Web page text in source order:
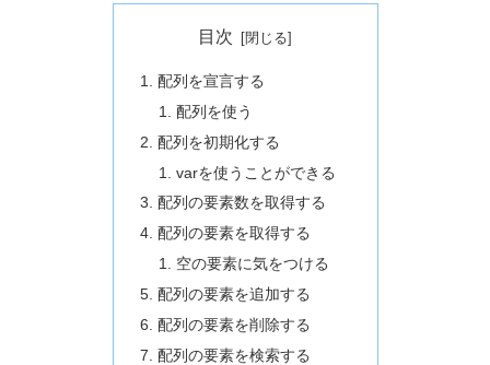
目次
配列を宣言する
配列を使う
配列を初期化する
varを使うことができる
配列の要素数を取得する
配列の要素を取得する
空の要素に気をつける
配列の要素を追加する
配列の要素を削除する
配列の要素を検索する